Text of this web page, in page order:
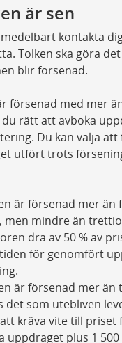
är sen
kontakta
Tolken ska göra
blir försenad.
försenad med mer
rätt att avboka
Du kan välja att
utfört trots
är försenad mer än
men mindre än
dra av 50 % av
för genomfört
är försenad mer
det som utebliven
kräva vite till priset
uppdraget plus 1